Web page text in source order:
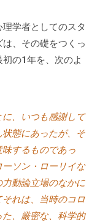
学者としてのスタ
、その礎をつくっ
の1年を、次のよ
、いつも感謝して
態にあったが、そ
するものであっ
ソン・ローリイな
動論立場のなかに
れは、当時のコロ
、厳密な、科学的